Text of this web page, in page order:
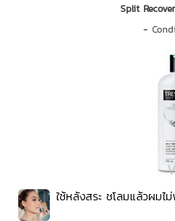
Split
-
ใช้หลังสระ ชโลมแล้วผม